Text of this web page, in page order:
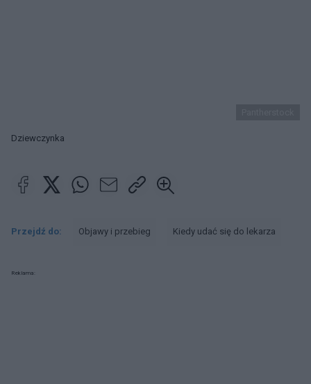
Dziewczynka
Przejdź do: Objawy i przebieg Kiedy udać się do lekarza
Reklama: